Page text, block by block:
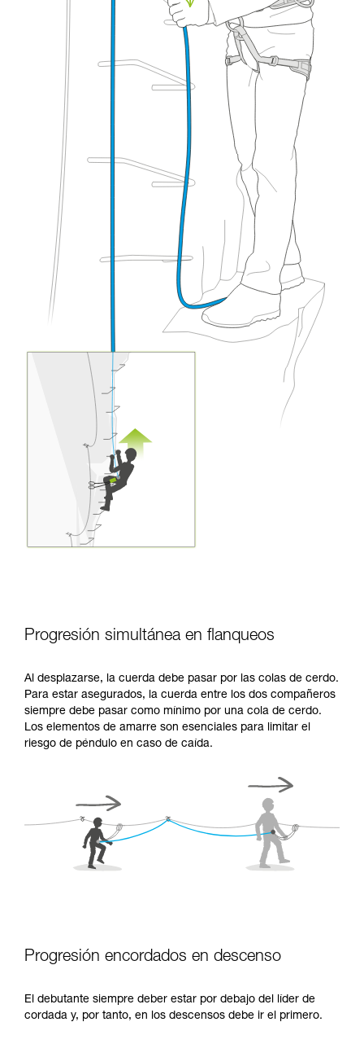
Progresión simultánea en flanqueos
Al desplazarse, la cuerda debe pasar por las colas de cerdo.
Para estar asegurados, la cuerda entre los dos compañeros
siempre debe pasar como mínimo por una cola de cerdo.
Los elementos de amarre son esenciales para limitar el
riesgo de péndulo en caso de caída.
Progresión encordados en descenso
El debutante siempre deber estar por debajo del líder de
cordada y, por tanto, en los descensos debe ir el primero.